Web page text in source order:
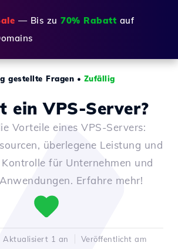
— Bis zu 70% Rabatt auf
gestellte Fragen • Zufällig
ein VPS-Server?
Vorteile eines VPS-Servers:
überlegene Leistung und
für Unternehmen und
Erfahre mehr!
Aktualisiert 1 an
Veröffentlicht am